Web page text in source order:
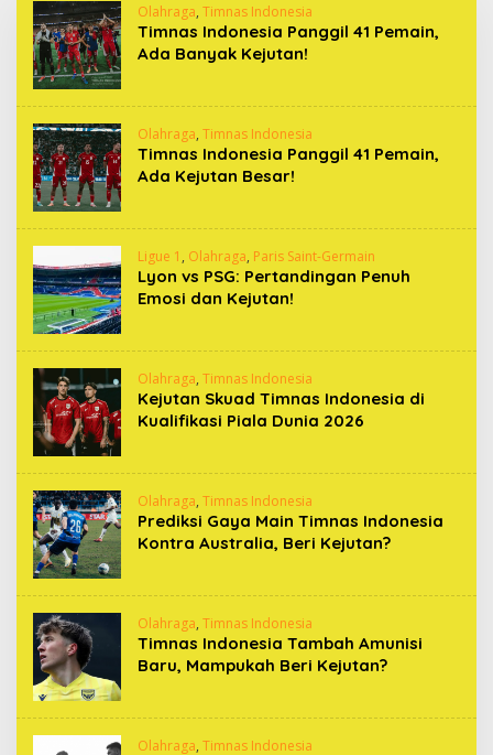
Olahraga, Timnas Indonesia
Timnas Indonesia Panggil 41 Pemain,
Ada Banyak Kejutan!
Olahraga, Timnas Indonesia
Timnas Indonesia Panggil 41 Pemain,
Ada Kejutan Besar!
Ligue 1 , Olahraga, Paris Saint-Germain
Lyon vs PSG: Pertandingan Penuh
Emosi dan Kejutan!
Olahraga, Timnas Indonesia
Kejutan Skuad Timnas Indonesia di
Kualifikasi Piala Dunia 2026
Olahraga, Timnas Indonesia
Prediksi Gaya Main Timnas Indonesia
Kontra Australia, Beri Kejutan?
Olahraga, Timnas Indonesia
Timnas Indonesia Tambah Amunisi
Baru, Mampukah Beri Kejutan?
Olahraga, Timnas Indonesia